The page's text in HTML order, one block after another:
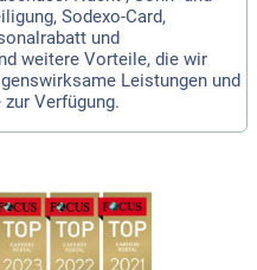
Sodexo-Card,
und
weitere Vorteile, die wir
Leistungen und
Verfügung.